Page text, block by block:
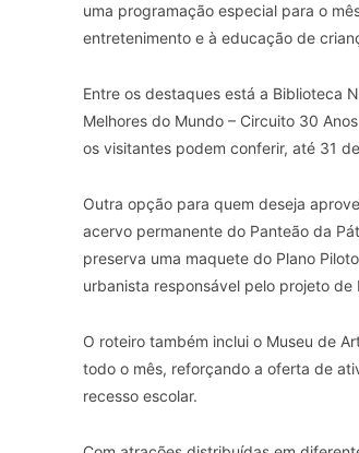
uma programação especial para o
entretenimento e à educação de
Entre os destaques está a Biblioteca
Melhores do Mundo – Circuito 30
os visitantes podem conferir, até 31
Outra opção para quem deseja
acervo permanente do Panteão da
preserva uma maquete do Plano
urbanista responsável pelo projeto de
O roteiro também inclui o Museu de
todo o mês, reforçando a oferta de
recesso escolar.